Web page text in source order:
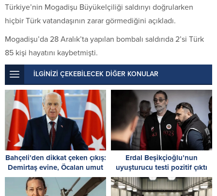
Türkiye’nin Mogadişu Büyükelçiliği saldırıyı doğrularken
hiçbir Türk vatandaşının zarar görmediğini açıkladı.
Mogadişu’da 28 Aralık’ta yapılan bombalı saldırıda 2’si Türk
85 kişi hayatını kaybetmişti.
İLGİNİZİ ÇEKEBİLECEK DİĞER KONULAR
Bahçeli’den dikkat çeken çıkış:
Demirtaş evine, Öcalan umut
hakkına kavuşmalı
Erdal Beşikçioğlu’nun
uyuşturucu testi pozitif çıktı